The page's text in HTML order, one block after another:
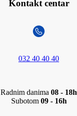
Kontakt centar
032 40 40 40
Radnim danima 08 - 18h
Subotom 09 - 16h